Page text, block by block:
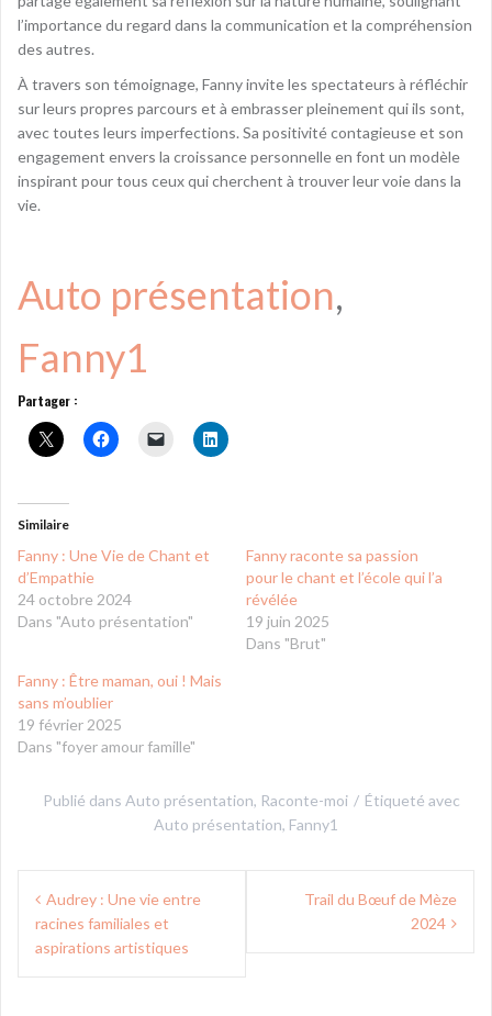
l’importance du regard dans la communication et la compréhension
des autres.
À travers son témoignage, Fanny invite les spectateurs à réfléchir
sur leurs propres parcours et à embrasser pleinement qui ils sont,
avec toutes leurs imperfections. Sa positivité contagieuse et son
engagement envers la croissance personnelle en font un modèle
inspirant pour tous ceux qui cherchent à trouver leur voie dans la
vie.
Auto présentation
Fanny1
Partager :
Similaire
Fanny : Une Vie de Chant et
d’Empathie
24 octobre 2024
Dans "Auto présentation"
Fanny raconte sa passion
pour le chant et l’école qui l’a
révélée
19 juin 2025
Dans "Brut"
Fanny : Être maman, oui ! Mais
sans m’oublier
19 février 2025
Dans "foyer amour famille"
Publié dans Auto présentation, Raconte-moi
Étiqueté avec
Auto présentation, Fanny1
Navigation
de
l’article
Audrey : Une vie entre
racines familiales et
aspirations artistiques
Trail du Bœuf de Mèze
2024